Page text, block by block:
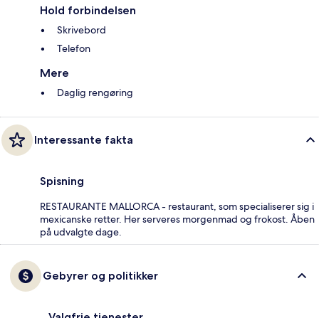
Hold forbindelsen
Skrivebord
Telefon
Mere
Daglig rengøring
Interessante fakta
Spisning
RESTAURANTE MALLORCA - restaurant, som specialiserer sig i
mexicanske retter. Her serveres morgenmad og frokost. Åben
på udvalgte dage.
Gebyrer og politikker